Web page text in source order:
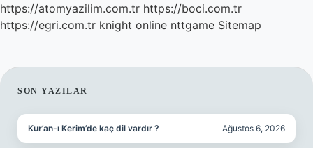
https://atomyazilim.com.tr https://boci.com.tr
https://egri.com.tr knight online nttgame Sitemap
SIDEBAR
SON YAZILAR
Kur’an-ı Kerim’de kaç dil vardır ? Ağustos 6, 2026